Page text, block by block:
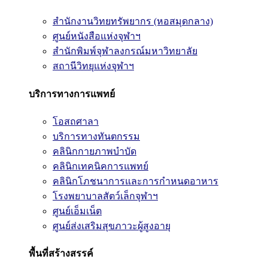
สำนักงานวิทยทรัพยากร (หอสมุดกลาง)
ศูนย์หนังสือแห่งจุฬาฯ
สำนักพิมพ์จุฬาลงกรณ์มหาวิทยาลัย
สถานีวิทยุแห่งจุฬาฯ
บริการทางการแพทย์
โอสถศาลา
บริการทางทันตกรรม
คลินิกกายภาพบำบัด
คลินิกเทคนิคการแพทย์
คลินิกโภชนาการและการกำหนดอาหาร
โรงพยาบาลสัตว์เล็กจุฬาฯ
ศูนย์เอ็มเน็ต
ศูนย์ส่งเสริมสุขภาวะผู้สูงอายุ
พื้นที่สร้างสรรค์